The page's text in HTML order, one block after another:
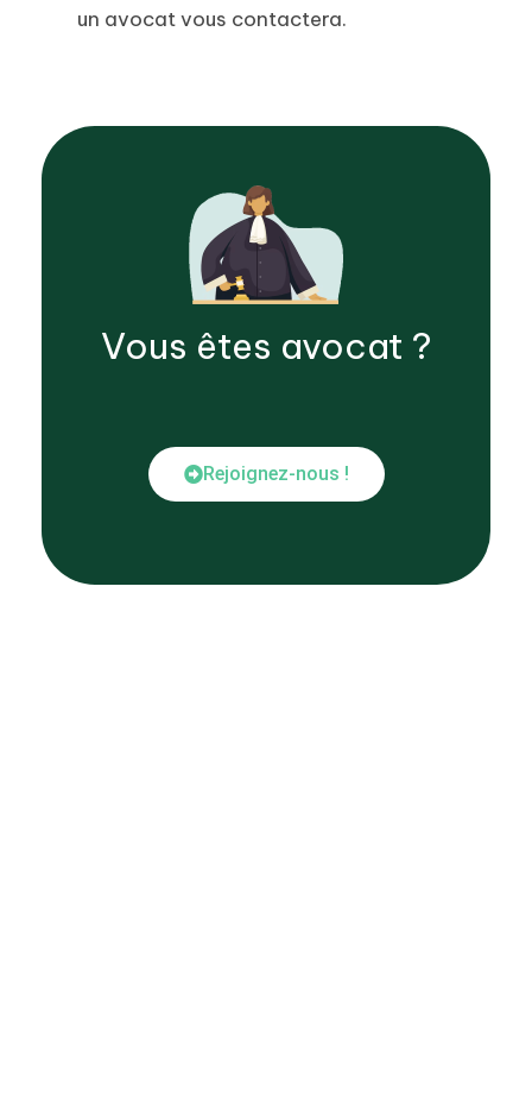
un avocat vous contactera.
Vous êtes avocat ?
Rejoignez-nous !